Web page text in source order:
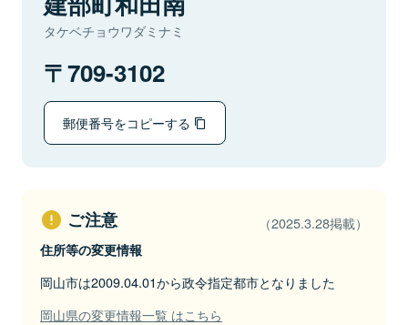
タケベチョウワダミナミ
709-3102
郵便番号をコピーする
ご注意 （2025.3.28掲載）
住所等の変更情報
岡山市は2009.04.01から政令指定都市となりました
岡山県の変更情報一覧 はこちら